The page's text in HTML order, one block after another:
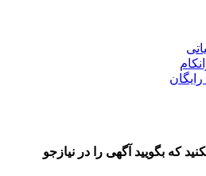
بگویید آگهی را در نیازجو